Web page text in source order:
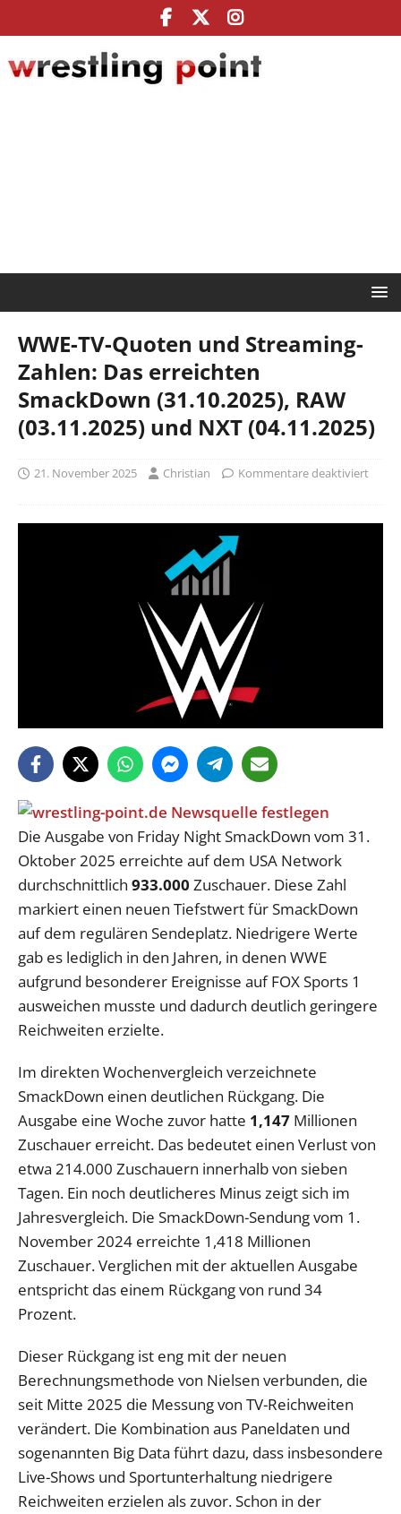
WWE-TV-Quoten und Streaming-
Zahlen: Das erreichten
SmackDown (31.10.2025), RAW
(03.11.2025) und NXT (04.11.2025)
21. November 2025 Christian Kommentare deaktiviert
Die Ausgabe von Friday Night SmackDown vom 31.
Oktober 2025 erreichte auf dem USA Network
durchschnittlich 933.000 Zuschauer. Diese Zahl
markiert einen neuen Tiefstwert für SmackDown
auf dem regulären Sendeplatz. Niedrigere Werte
gab es lediglich in den Jahren, in denen WWE
aufgrund besonderer Ereignisse auf FOX Sports 1
ausweichen musste und dadurch deutlich geringere
Reichweiten erzielte.
Im direkten Wochenvergleich verzeichnete
SmackDown einen deutlichen Rückgang. Die
Ausgabe eine Woche zuvor hatte 1,147 Millionen
Zuschauer erreicht. Das bedeutet einen Verlust von
etwa 214.000 Zuschauern innerhalb von sieben
Tagen. Ein noch deutlicheres Minus zeigt sich im
Jahresvergleich. Die SmackDown-Sendung vom 1.
November 2024 erreichte 1,418 Millionen
Zuschauer. Verglichen mit der aktuellen Ausgabe
entspricht das einem Rückgang von rund 34
Prozent.
Dieser Rückgang ist eng mit der neuen
Berechnungsmethode von Nielsen verbunden, die
seit Mitte 2025 die Messung von TV-Reichweiten
verändert. Die Kombination aus Paneldaten und
sogenannten Big Data führt dazu, dass insbesondere
Live-Shows und Sportunterhaltung niedrigere
Reichweiten erzielen als zuvor. Schon in der